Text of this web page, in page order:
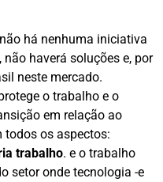
há nenhuma iniciativa
haverá soluções e, por
neste mercado.
o trabalho e o
em relação ao
todos os aspectos:
trabalho. e o trabalho
setor onde tecnologia -e